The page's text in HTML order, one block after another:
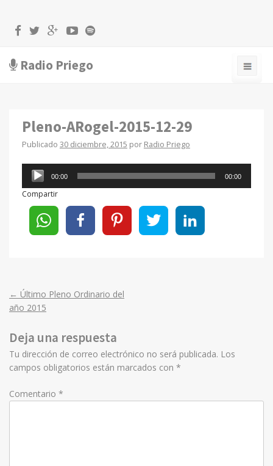
Radio Priego
Pleno-ARogel-2015-12-29
Publicado 30 diciembre, 2015 por Radio Priego
Reproductor
audio
00:00 00:00
Compartir
Post
navigation
← Último Pleno Ordinario del
año 2015
Deja una respuesta
Tu dirección de correo electrónico no será publicada. Los
campos obligatorios están marcados con *
Comentario *